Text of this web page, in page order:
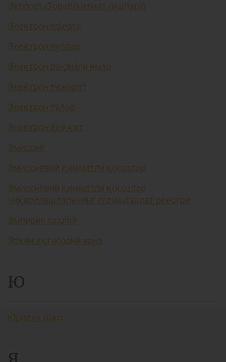
Экспорт (Товар/хизмат (ишлар))
Электрон оферта
Электрон пуллар
Электрон рақамли имзо
Электрон тижорат
Электрон тўлов
Электрон ҳужжат
Эмиссия
Эмиссиявий қимматли қоғозлар
Эмиссиявий қимматли қоғозлар
чиқарилишларининг ягона давлат реестри
Эмпирик таҳлил
Эркин иқтисодий зона
Ю
Юридик шахс